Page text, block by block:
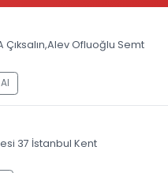
Çıksalın,Alev Ofluoğlu Semt
37 İstanbul Kent